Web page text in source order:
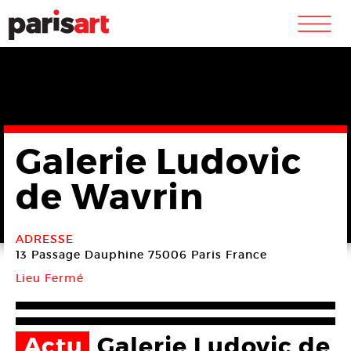
m
Galerie Ludovic
de Wavrin
ADRESSE
13 Passage Dauphine 75006 Paris France
Lieu Fermé